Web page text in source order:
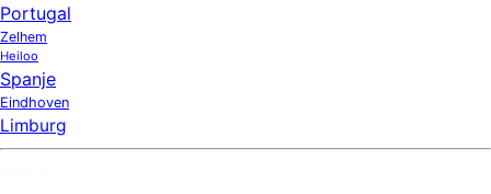
Portugal
Zelhem
Heiloo
Spanje
Eindhoven
Limburg